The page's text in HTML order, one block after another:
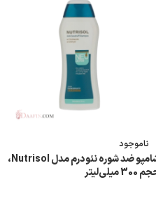
ناموجود
شامپو ضد شوره نئودرم مدل Nutrisol،
میلی‌لیتر